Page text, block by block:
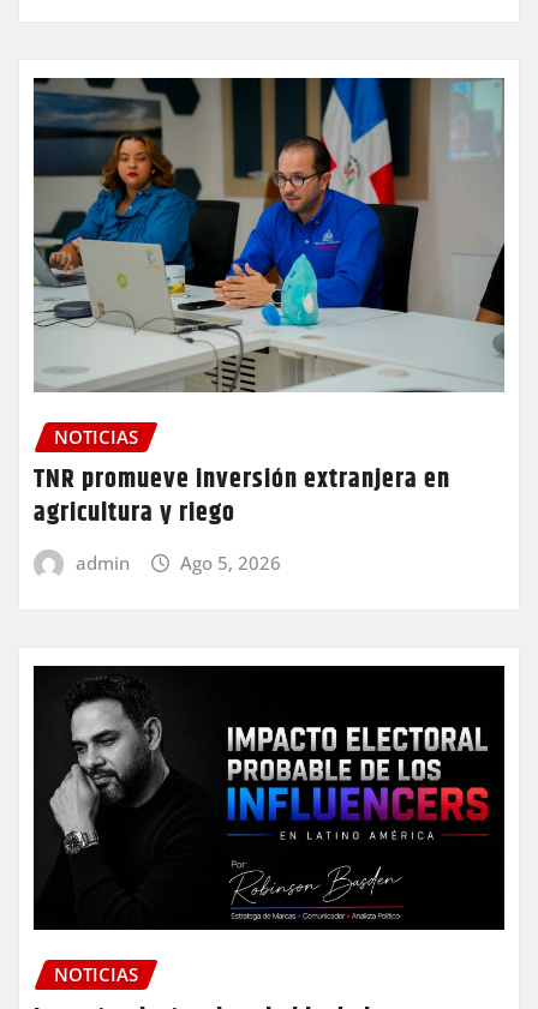
NOTICIAS
TNR promueve inversión extranjera en
agricultura y riego
admin Ago 5, 2026
NOTICIAS